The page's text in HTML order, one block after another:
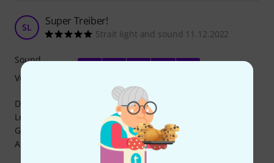
SL Super Treiber!
Strait light and sound 11.12.2022
Die Treiber sind Hervorragend verarbeitet und können die
Leistung welche angegeben ist auch ab. Im richtigen
Gehäuse geht mit den Treibern ganz gut die Post ab. Nur
Amping sollte ganz klar stimmen!
Sound
Verarbeitung